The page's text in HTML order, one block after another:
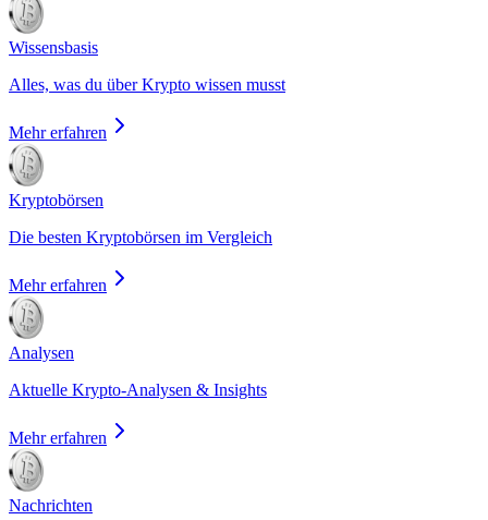
Wissensbasis
Alles, was du über Krypto wissen musst
Mehr erfahren
Kryptobörsen
Die besten Kryptobörsen im Vergleich
Mehr erfahren
Analysen
Aktuelle Krypto-Analysen & Insights
Mehr erfahren
Nachrichten